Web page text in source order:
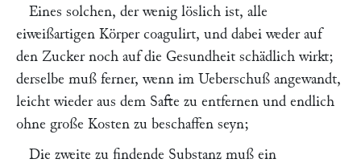
Eines solchen, der wenig löslich ist, alle
eiweißartigen Körper coagulirt, und dabei weder auf
den Zucker noch auf die Gesundheit schädlich wirkt;
derselbe muß ferner, wenn im Ueberschuß angewandt,
leicht wieder aus dem Safte zu entfernen und endlich
ohne große Kosten zu beschaffen seyn;
Die zweite zu findende Substanz muß ein